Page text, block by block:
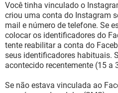
Você tinha vinculado o
criou uma conta do Instagram
mail e número de telefone. Se
colocar os identificadores do
tente reabilitar a conta do
seus identificadores habituais.
acontecido recentemente (15 a
Se não estava vinculada ao